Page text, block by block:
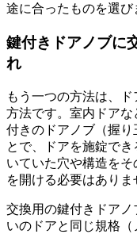
途に合ったものを選び
鍵付きドアノブに
れ
もう一つの方法は、
方法です。室内ドア
付きのドアノブ（握り
とで、ドアを施錠で
いていた穴や構造を
を開ける必要はありま
交換用の鍵付きドア
いのドアと同じ規格（